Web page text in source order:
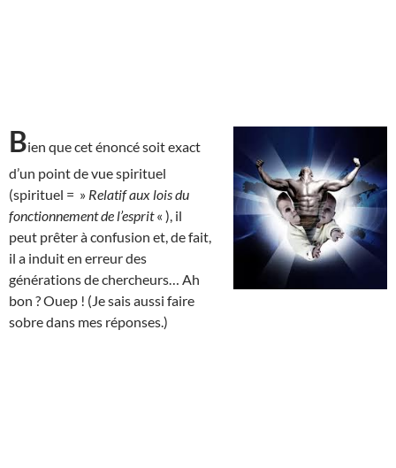
Bien que cet énoncé soit exact
d’un point de vue spirituel
(spirituel = » Relatif aux lois du
fonctionnement de l’esprit« ), il
peut prêter à confusion et, de fait,
il a induit en erreur des
générations de chercheurs… Ah
bon ? Ouep ! (Je sais aussi faire
sobre dans mes réponses.)